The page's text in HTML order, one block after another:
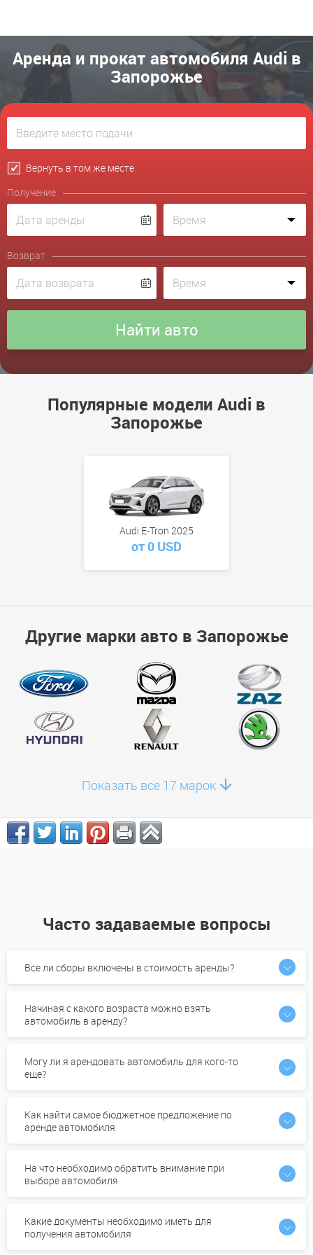
Аренда и прокат автомобиля Audi в
Запорожье
Вернуть в том же месте
Получение
Возврат
Популярные модели Audi в
Запорожье
Audi E-Tron 2025
от 0 USD
Другие марки авто в Запорожье
Показать все 17 марок
Часто задаваемые вопросы
Все ли сборы включены в стоимость аренды?
Начиная с какого возраста можно взять
автомобиль в аренду?
Могу ли я арендовать автомобиль для кого-то
еще?
Как найти самое бюджетное предложение по
аренде автомобиля
На что необходимо обратить внимание при
выборе автомобиля
Какие документы необходимо иметь для
получения автомобиля